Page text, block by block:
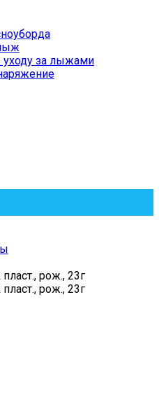
уходу за лыжами
рож., 23г
рож., 23г